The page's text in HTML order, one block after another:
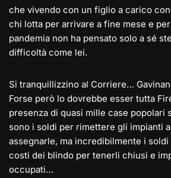
che vivendo con un figlio a carico
chi lotta per arrivare a fine mese e
pandemia non ha pensato solo a sé
difficoltà come lei.
Si tranquillizzino al Corriere…
Forse però lo dovrebbe esser tutta
presenza di quasi mille case popolari
sono i soldi per rimettere gli impianti
assegnarle, ma incredibilmente i
costi dei blindo per tenerli chiusi e
occupati…